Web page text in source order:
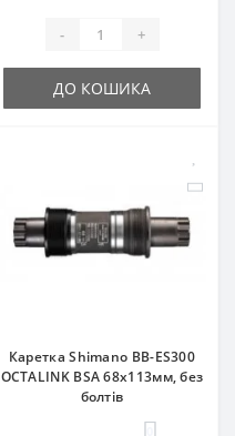
- +
ДО КОШИКА
Каретка Shimano BB-ES300
OCTALINK BSA 68x113мм, без
болтів